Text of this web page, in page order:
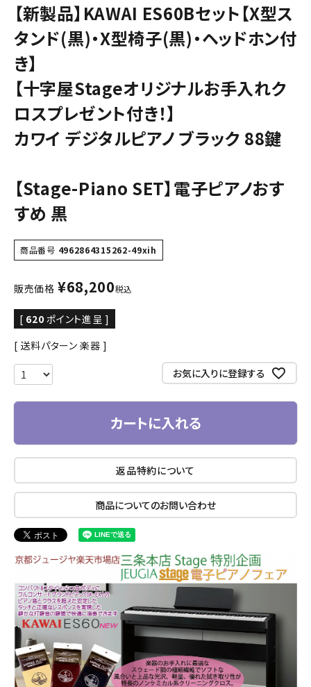
【新製品】KAWAI ES60Bセット【X型ス
タンド(黒)・X型椅子(黒)・ヘッドホン付
き】
【十字屋Stageオリジナルお手入れク
ロスプレゼント付き！】
カワイ デジタルピアノ ブラック 88鍵
【Stage-Piano SET】電子ピアノおす
すめ 黒
商品番号 4962864315262-49xih
販売価格 ¥68,200税込
[ 620 ポイント進呈 ]
送料パターン 楽器
お気に入りに登録する
カートに入れる
返品特約について
商品についてのお問い合わせ